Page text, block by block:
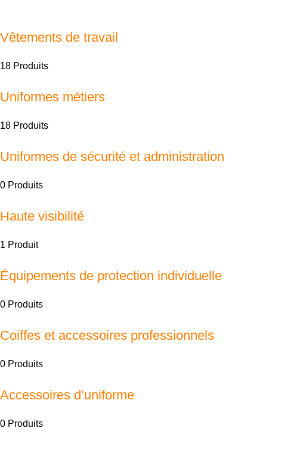
Vêtements de travail
18 Produits
Uniformes métiers
18 Produits
Uniformes de sécurité et administration
0 Produits
Haute visibilité
1 Produit
Équipements de protection individuelle
0 Produits
Coiffes et accessoires professionnels
0 Produits
Accessoires d’uniforme
0 Produits